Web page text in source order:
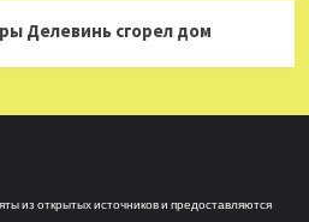
Делевинь сгорел дом
из открытых источников и предоставляются